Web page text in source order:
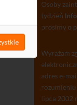
Osoby
tydzień
prosimy o
Wyrażam
adres e-
rozumieniu
lipca 2002